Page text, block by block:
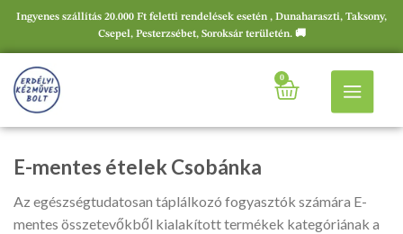
Ingyenes szállítás 20.000 Ft feletti rendelések esetén , Dunaharaszti, Taksony,
Csepel, Pesterzsébet, Soroksár területén. 🚚
0
E-mentes ételek Csobánka
Az egészségtudatosan táplálkozó fogyasztók számára E-
mentes összetevőkből kialakított termékek kategóriának a